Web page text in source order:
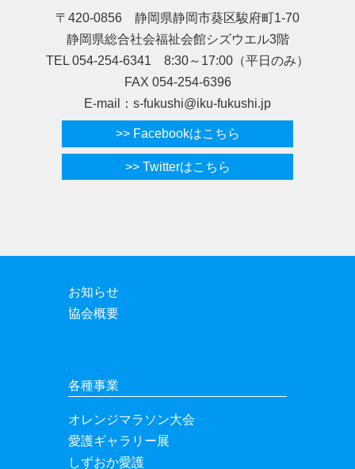
〒420-0856 静岡県静岡市葵区駿府町1-70
静岡県総合社会福祉会館シズウエル3階
TEL 054-254-6341 8:30～17:00（平日のみ）
FAX 054-254-6396
E-mail：s-fukushi@iku-fukushi.jp
>> Facebookはこちら
>> Twitterはこちら
お知らせ
協会概要
各種事業
オレンジマラソン大会
愛護ギャラリー展
しずおか愛護